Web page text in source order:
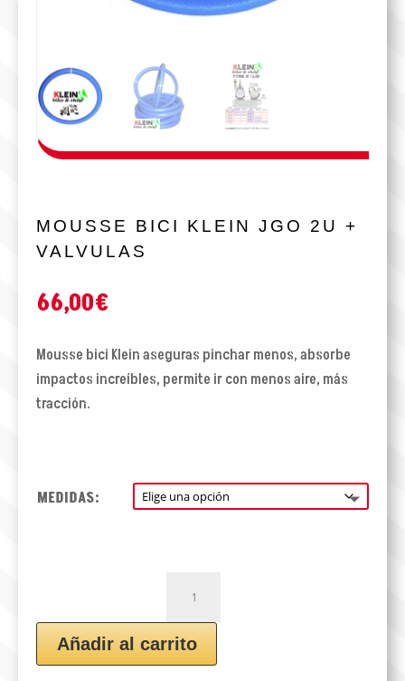
MOUSSE BICI KLEIN JGO 2U +
VALVULAS
66,00€
Mousse bici Klein aseguras pinchar menos, absorbe
impactos increíbles, permite ir con menos aire, más
tracción.
MEDIDAS:
BICI
KLEIN
JGO
Añadir al carrito